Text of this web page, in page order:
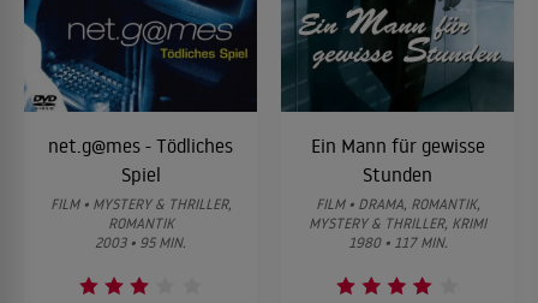
net.g@mes - Tödliches
Spiel
FILM • MYSTERY & THRILLER,
ROMANTIK
2003 • 95 MIN.
Ein Mann für gewisse
Stunden
FILM • DRAMA, ROMANTIK,
MYSTERY & THRILLER, KRIMI
1980 • 117 MIN.